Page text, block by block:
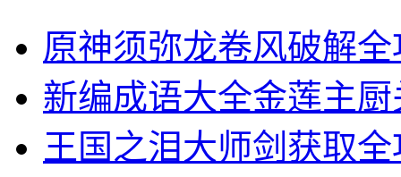
原神须弥龙卷风破解全
新编成语大全金莲主
王国之泪大师剑获取